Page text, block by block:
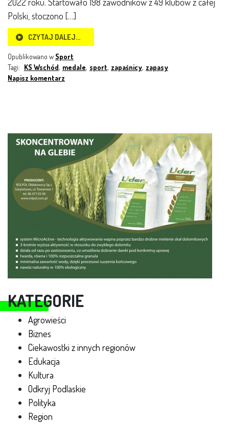
KATEGORIE
Agrowieści
Biznes
Ciekawostki z innych regionów
Edukacja
Kultura
Odkryj Podlaskie
Polityka
Region
Polski, stoczono […]
CZYTAJ DALEJ…
Opublikowano w Sport
Tagi: KS Wschód, medale, sport, zapaśnicy, zapasy
Napisz komentarz